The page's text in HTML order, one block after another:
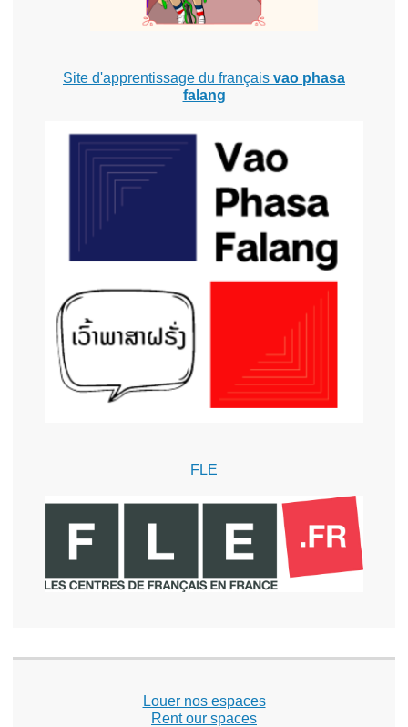
Site d'apprentissage du français vao phasa
falang
FLE
Louer nos espaces
Rent our spaces